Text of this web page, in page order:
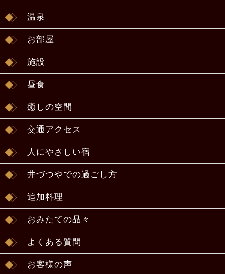
温泉
お部屋
施設
昼食
癒しの空間
交通アクセス
人にやさしい宿
井づつやでの過ごし方
追加料理
おみたての品々
よくある質問
お客様の声